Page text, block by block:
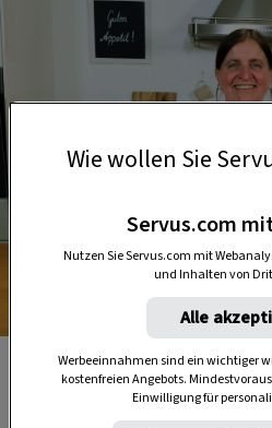
Monika Ebenhoch bereitet
Wie wollen Sie
Servus.com
Nutzen Sie Servus.com mit
und Inhalten von
Alle
Werbeeinnahmen sind ein wichtiger
kostenfreien Angebots.
Einwilligung für